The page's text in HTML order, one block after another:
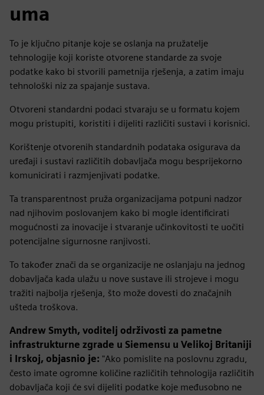
uma
To je ključno pitanje koje se oslanja na pružatelje
tehnologije koji koriste otvorene standarde za svoje
podatke kako bi stvorili pametnija rješenja, a zatim imaju
tehnološki niz za spajanje sustava.
Otvoreni standardni podaci stvaraju se u formatu kojem
mogu pristupiti, koristiti i dijeliti različiti sustavi i korisnici.
Korištenje otvorenih standardnih podataka osigurava da
uređaji i sustavi različitih dobavljača mogu besprijekorno
komunicirati i razmjenjivati podatke.
Ta transparentnost pruža organizacijama potpuni nadzor
nad njihovim poslovanjem kako bi mogle identificirati
mogućnosti za inovacije i stvaranje učinkovitosti te uočiti
potencijalne sigurnosne ranjivosti.
To također znači da se organizacije ne oslanjaju na jednog
dobavljača kada ulažu u nove sustave ili strojeve i mogu
tražiti najbolja rješenja, što može dovesti do značajnih
ušteda troškova.
Andrew Smyth, voditelj održivosti za pametne
infrastrukturne zgrade u Siemensu u Velikoj Britaniji
i Irskoj, objasnio je: "Ako pomislite na poslovnu zgradu,
često imate ogromne količine različitih tehnologija različitih
dobavljača koji će svi dijeliti podatke koje međusobno ne